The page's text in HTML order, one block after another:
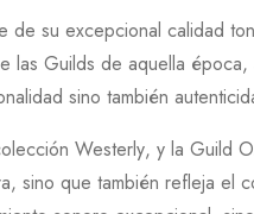
de su excepcional calidad
las Guilds de aquella época,
sino también
Westerly, y la Guild
sino que también refleja el